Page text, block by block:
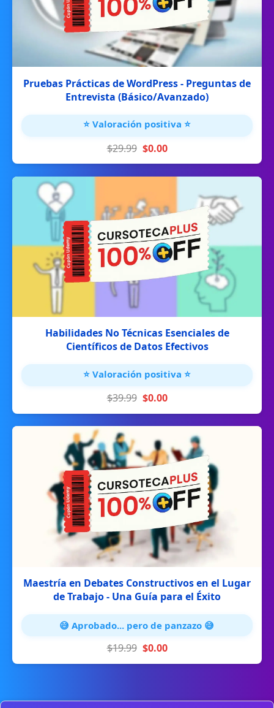
Pruebas Prácticas de WordPress - Preguntas de
Entrevista (Básico/Avanzado)
⭐ Valoración positiva ⭐
$29.99 $0.00
Habilidades No Técnicas Esenciales de
Científicos de Datos Efectivos
⭐ Valoración positiva ⭐
$39.99 $0.00
Maestría en Debates Constructivos en el Lugar
de Trabajo - Una Guía para el Éxito
😅 Aprobado... pero de panzazo 😅
$19.99 $0.00